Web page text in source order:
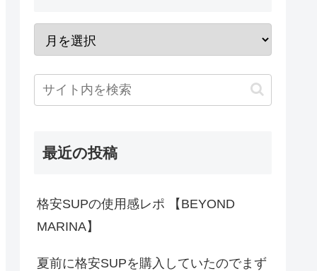
最近の投稿
格安SUPの使用感レポ 【BEYOND
MARINA】
夏前に格安SUPを購入していたのでまず